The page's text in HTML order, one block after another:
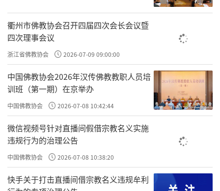
吃——这样把光阴都空过了，便不会有所成就。
想要有所成就，就是应脚踏实地，认真去
修行。时时刻刻都不可马虎随便，不可任自己
的性去贪图自在快乐，这是不可以的。
咒不能帮助你恢复清净，咒只是你持咒，
你自己的心里头就没有染污了。咒帮助你清
净，那咒也可以你一念咒就可以不吃饭就饱
了，那才能帮助你清净。如果你持咒，不吃饭
还是一样饿——那就证明那个持咒，它不是那个
咒的力量帮助你清净；是你要自己心里常常持
衢州市佛教协会召开四届四次会长会议暨
四次理事会议
浙江省佛教协会 2026-07-09 09:00:00
中国佛教协会2026年汉传佛教教职人员培
训班（第一期）在京举办
中国佛教协会 2026-07-08 10:42:44
微信视频号针对直播间假借宗教名义实施
违规行为的治理公告
中国佛教协会 2026-07-08 10:38:20
快手关于打击直播间借宗教名义违规牟利